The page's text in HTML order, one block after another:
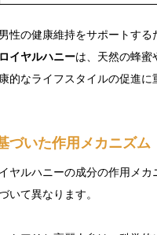
性の健康維持をサポートする
ロイヤルハニーは、天然の蜂蜜
的なライフスタイルの促進に
づいた作用メカニズム
ヤルハニーの成分の作用メカ
いて異なります。